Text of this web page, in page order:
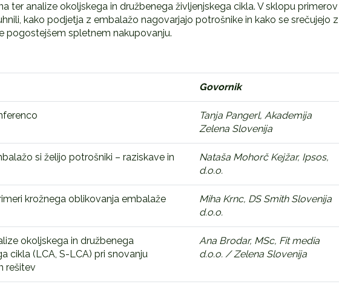
ter analize okoljskega in družbenega življenjskega cikla. V sklopu primerov
kako podjetja z embalažo nagovarjajo potrošnike in kako se srečujejo z
pogostejšem spletnem nakupovanju.
Govornik
Tanja Pangerl, Akademija
Zelena Slovenija
si želijo potrošniki – raziskave in
Nataša Mohorč Kejžar, Ipsos,
d.o.o.
krožnega oblikovanja embalaže
Miha Krnc, DS Smith Slovenija
d.o.o.
okoljskega in družbenega
cikla (LCA, S-LCA) pri snovanju
rešitev
Ana Brodar, MSc, Fit media
d.o.o. / Zelena Slovenija